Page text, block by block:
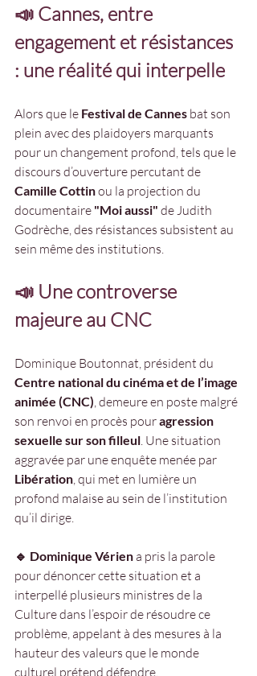
📣 Cannes, entre
engagement et résistances
: une réalité qui interpelle
Alors que le Festival de Cannes bat son
plein avec des plaidoyers marquants
pour un changement profond, tels que le
discours d’ouverture percutant de
Camille Cottin ou la projection du
documentaire "Moi aussi" de Judith
Godrèche, des résistances subsistent au
sein même des institutions.
📣 Une controverse
majeure au CNC
Dominique Boutonnat, président du
Centre national du cinéma et de l’image
animée (CNC) , demeure en poste malgré
son renvoi en procès pour agression
sexuelle sur son filleul . Une situation
aggravée par une enquête menée par
Libération , qui met en lumière un
profond malaise au sein de l’institution
qu’il dirige.
🔹 Dominique Vérien a pris la parole
pour dénoncer cette situation et a
interpellé plusieurs ministres de la
Culture dans l’espoir de résoudre ce
problème, appelant à des mesures à la
hauteur des valeurs que le monde
culturel prétend défendre.